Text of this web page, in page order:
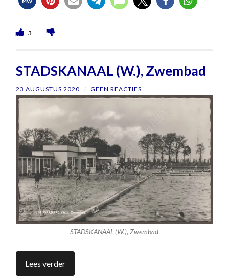
3
STADSKANAAL (W.), Zwembad
23 AUGUSTUS 2020 / GEEN REACTIES
STADSKANAAL (W.), Zwembad
Lees verder